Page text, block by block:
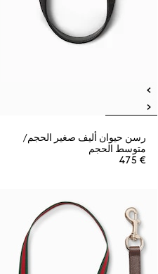
رسن حيوان أليف صغير الحجم/
متوسط الحجم
€ 475